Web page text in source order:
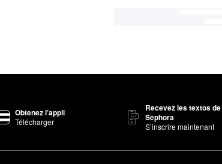
Obtenez l’appli
Télécharger
Recevez les textos de
Sephora
S’inscrire maintenant